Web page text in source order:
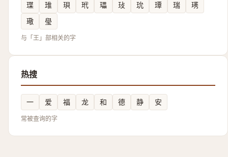
㻡 琟 珼 玳 瓃 㺳 玧 㻼 瑞
璓
璥
㼂
与「王」部相关的字
热搜
一 爱 福 龙 和 德 静 安
常被查询的字